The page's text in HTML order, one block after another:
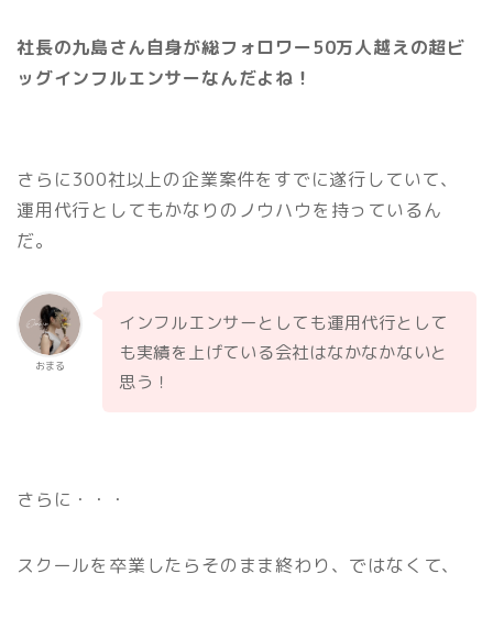
社長の九島さん自身が総フォロワー50万人越えの超ビ
ッグインフルエンサーなんだよね！
さらに300社以上の企業案件をすでに遂行していて、
運用代行としてもかなりのノウハウを持っているん
だ。
おまる
インフルエンサーとしても運用代行として
も実績を上げている会社はなかなかないと
思う！
さらに・・・
スクールを卒業したらそのまま終わり、ではなくて、